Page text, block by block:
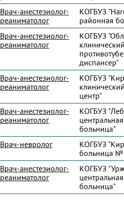
Врач-анестезиолог-
реаниматолог
КОГБУЗ
районная
Врач-анестезиолог-
реаниматолог
КОГБУЗ
клинический
диспансер"
Врач-анестезиолог-
реаниматолог
КОГБУЗ
центр"
Врач-анестезиолог-
реаниматолог
КОГБУЗ
больница"
Врач-невролог
КОГБУЗ
больница
Врач-анестезиолог-
реаниматолог
КОГБУЗ
больница"